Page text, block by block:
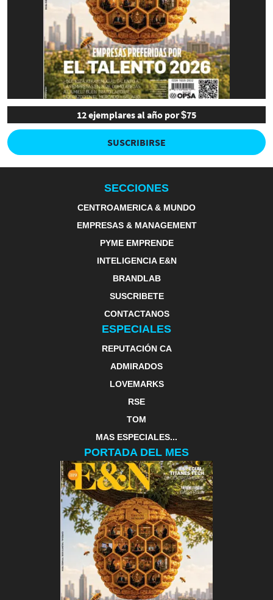
12 ejemplares al año por $75
SUSCRIBIRSE
SECCIONES
CENTROAMERICA & MUNDO
EMPRESAS & MANAGEMENT
PYME EMPRENDE
INTELIGENCIA E&N
BRANDLAB
SUSCRIBETE
CONTACTANOS
ESPECIALES
REPUTACIÓN CA
ADMIRADOS
LOVEMARKS
RSE
TOM
MAS ESPECIALES...
PORTADA DEL MES